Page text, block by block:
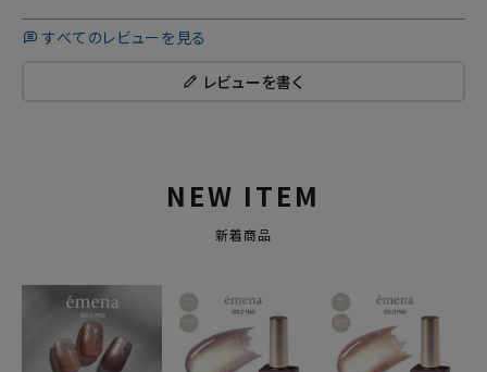
すべてのレビューを見る
レビューを書く
NEW ITEM
新着商品